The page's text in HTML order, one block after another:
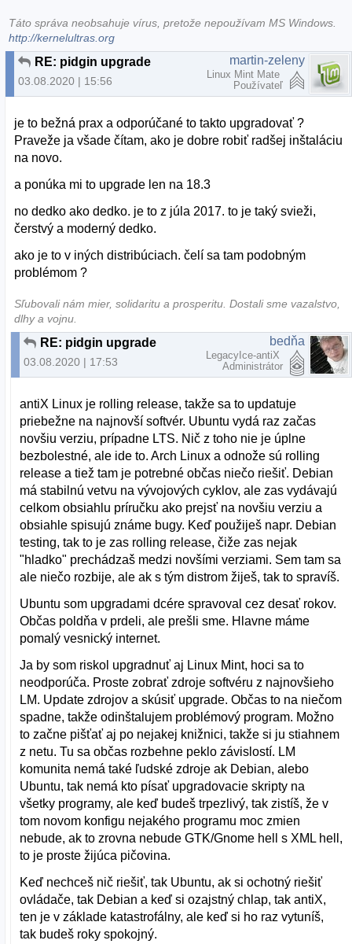
Táto správa neobsahuje vírus, pretože nepoužívam MS Windows.
http://kernelultras.org
RE: pidgin upgrade
03.08.2020 | 15:56
martin-zeleny
Linux Mint Mate
Používateľ
je to bežná prax a odporúčané to takto upgradovať ?
Praveže ja všade čítam, ako je dobre robiť radšej inštaláciu
na novo.
a ponúka mi to upgrade len na 18.3
no dedko ako dedko. je to z júla 2017. to je taký svieži,
čerstvý a moderný dedko.
ako je to v iných distribúciach. čelí sa tam podobným
problémom ?
Sľubovali nám mier, solidaritu a prosperitu. Dostali sme vazalstvo,
dlhy a vojnu.
RE: pidgin upgrade
03.08.2020 | 17:53
bedňa
LegacyIce-antiX
Administrátor
antiX Linux je rolling release, takže sa to updatuje
priebežne na najnovší softvér. Ubuntu vydá raz začas
novšiu verziu, prípadne LTS. Nič z toho nie je úplne
bezbolestné, ale ide to. Arch Linux a odnože sú rolling
release a tiež tam je potrebné občas niečo riešiť. Debian
má stabilnú vetvu na vývojových cyklov, ale zas vydávajú
celkom obsiahlu príručku ako prejsť na novšiu verziu a
obsiahle spisujú známe bugy. Keď použiješ napr. Debian
testing, tak to je zas rolling release, čiže zas nejak
"hladko" prechádzaš medzi novšími verziami. Sem tam sa
ale niečo rozbije, ale ak s tým distrom žiješ, tak to spravíš.
Ubuntu som upgradami dcére spravoval cez desať rokov.
Občas poldňa v prdeli, ale prešli sme. Hlavne máme
pomalý vesnický internet.
Ja by som riskol upgradnuť aj Linux Mint, hoci sa to
neodporúča. Proste zobrať zdroje softvéru z najnovšieho
LM. Update zdrojov a skúsiť upgrade. Občas to na niečom
spadne, takže odinštalujem problémový program. Možno
to začne pišťať aj po nejakej knižnici, takže si ju stiahnem
z netu. Tu sa občas rozbehne peklo závislostí. LM
komunita nemá také ľudské zdroje ak Debian, alebo
Ubuntu, tak nemá kto písať upgradovacie skripty na
všetky programy, ale keď budeš trpezlivý, tak zistíš, že v
tom novom konfigu nejakého programu moc zmien
nebude, ak to zrovna nebude GTK/Gnome hell s XML hell,
to je proste žijúca pičovina.
Keď nechceš nič riešiť, tak Ubuntu, ak si ochotný riešiť
ovládače, tak Debian a keď si ozajstný chlap, tak antiX,
ten je v základe katastrofálny, ale keď si ho raz vytuníš,
tak budeš roky spokojný.